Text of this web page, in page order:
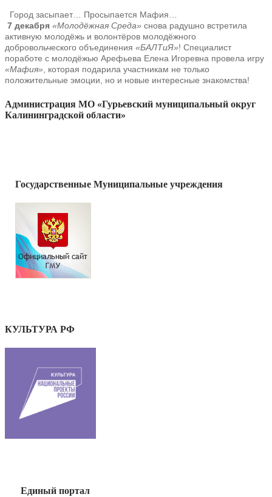
Город засыпает… Просыпается Мафия…
7 декабря «Молодёжная Среда» снова радушно встретила
активную молодёжь и волонтёров молодёжного
добровольческого объединения «БАЛТиЯ»! Специалист
поработе с молодёжью Арефьева Елена Игоревна провела игру
«Мафия», которая подарила участникам не только
положительные эмоции, но и новые интересные знакомства!
Администрация МО «Гурьевский муниципальный округ
Калининградской области»
Государственные Муниципальные учреждения
КУЛЬТУРА РФ
Единый портал